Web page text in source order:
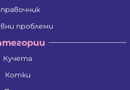
проблеми
Кучета
Котки